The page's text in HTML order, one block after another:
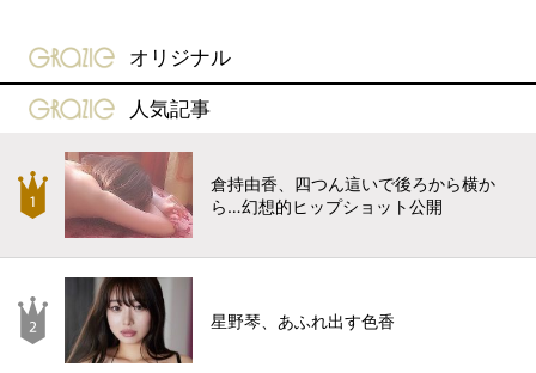
gravure-grazie
オリジナル
gravure-grazie
人気記事
倉持由香、四つん這いで後ろから横か
ら…幻想的ヒップショット公開
星野琴、あふれ出す色香